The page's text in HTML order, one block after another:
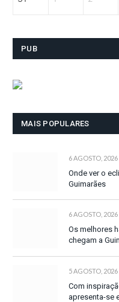
PUB
MAIS POPULARES
6 AGOSTO, 2026
Onde ver o
Guimarães
6 AGOSTO, 2026
Os melhores
chegam a
5 AGOSTO, 2026
Com
apresenta-se